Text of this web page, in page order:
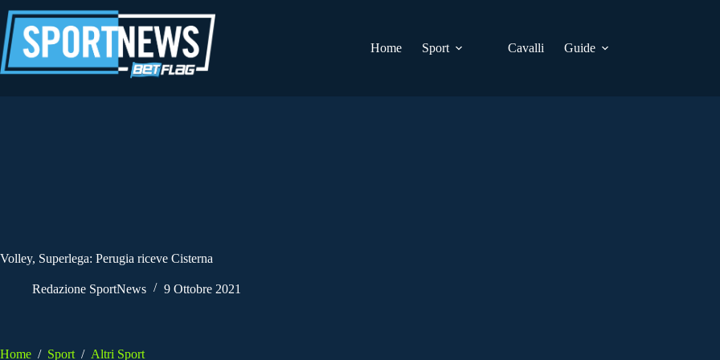
al
contenuto
Home
Sport Cavalli Guide
Volley, Superlega: Perugia riceve Cisterna
Redazione SportNews 9 Ottobre 2021
Home / Sport / Altri Sport